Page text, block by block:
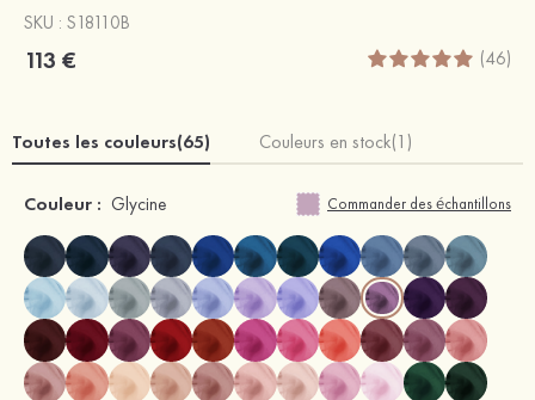
SKU : S18110B
113 € (46)
Toutes les couleurs(65) Couleurs en stock(1)
Couleur : Glycine Commander des échantillons